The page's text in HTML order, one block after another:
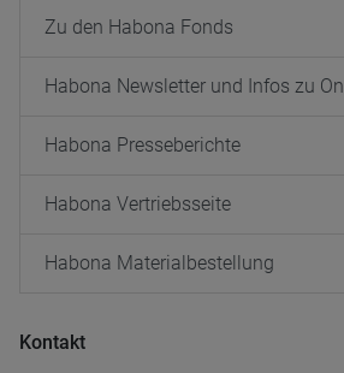
Zu den Habona Fonds
Habona Newsletter und Infos zu
Habona Presseberichte
Habona Vertriebsseite
Habona Materialbestellung
Kontakt